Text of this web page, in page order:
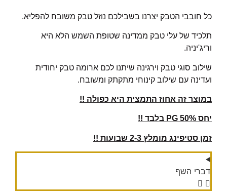
כל חובבי הטבק יצרנו בשבילכם נוזל טבק משובח להפליא.
תלכיד של עלי טבק ממדינה שטופת השמש הלא היא
וריג'יניה.
שילוב סוגי טבק וירגינה שיתנו לכם ארומה טבק יחודית
ועדינה עם שילוב קינוחי מתקתק ומשובח.
במוצר זה אחוז התמצית היא כפולה !!
יחס 50% PG בלבד !!
זמן סטיפינג מומלץ 2-3 שבועות !!
דברי השף